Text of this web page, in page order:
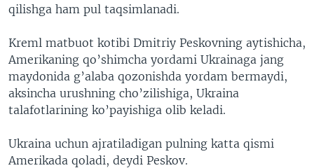
qilishga ham pul taqsimlanadi.
Kreml matbuot kotibi Dmitriy Peskovning aytishicha,
Amerikaning qo’shimcha yordami Ukrainaga jang
maydonida g’alaba qozonishda yordam bermaydi,
aksincha urushning cho’zilishiga, Ukraina
talafotlarining ko’payishiga olib keladi.
Ukraina uchun ajratiladigan pulning katta qismi
Amerikada qoladi, deydi Peskov.